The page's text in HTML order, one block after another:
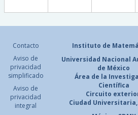
Contacto
Aviso de
privacidad
simplificado
Aviso de
privacidad
integral
Instituto de
Universidad Nacional
de México
Área de la
Científica
Circuito
Ciudad Universitaria,